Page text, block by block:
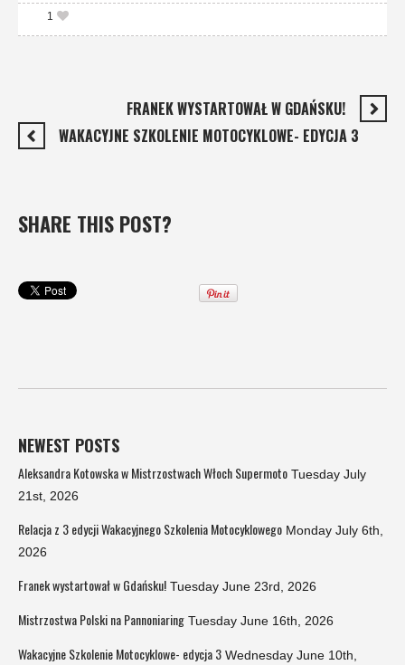
1
FRANEK WYSTARTOWAŁ W GDAŃSKU!
WAKACYJNE SZKOLENIE MOTOCYKLOWE- EDYCJA 3
SHARE THIS POST?
NEWEST POSTS
Aleksandra Kotowska w Mistrzostwach Włoch Supermoto Tuesday July
21st, 2026
Relacja z 3 edycji Wakacyjnego Szkolenia Motocyklowego Monday July 6th,
2026
Franek wystartował w Gdańsku! Tuesday June 23rd, 2026
Mistrzostwa Polski na Pannoniaring Tuesday June 16th, 2026
Wakacyjne Szkolenie Motocyklowe- edycja 3 Wednesday June 10th,